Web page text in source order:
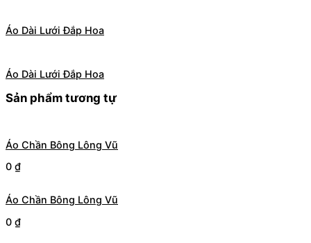
Áo Dài Lưới Đắp Hoa
Áo Dài Lưới Đắp Hoa
Sản phẩm tương tự
Áo Chần Bông Lông Vũ
0 ₫
Áo Chần Bông Lông Vũ
0 ₫